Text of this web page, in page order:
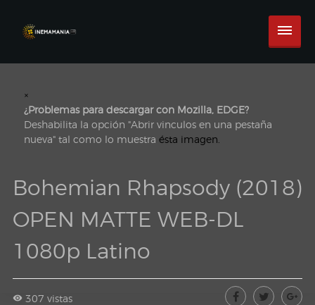
×
¿Problemas para descargar con Mozilla, EDGE?
Deshabilita la opción "Abrir vinculos en una pestaña
nueva" tal como lo muestra ésta imagen.
Bohemian Rhapsody (2018)
OPEN MATTE WEB-DL
1080p Latino
307 vistas